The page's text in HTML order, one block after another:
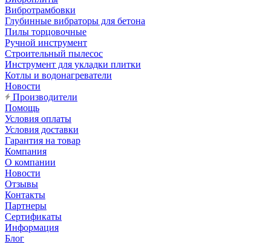
Вибротрамбовки
Глубинные вибраторы для бетона
Пилы торцовочные
Ручной инструмент
Строительный пылесос
Инструмент для укладки плитки
Котлы и водонагреватели
Новости
Производители
Помощь
Условия оплаты
Условия доставки
Гарантия на товар
Компания
О компании
Новости
Отзывы
Контакты
Партнеры
Сертификаты
Информация
Блог